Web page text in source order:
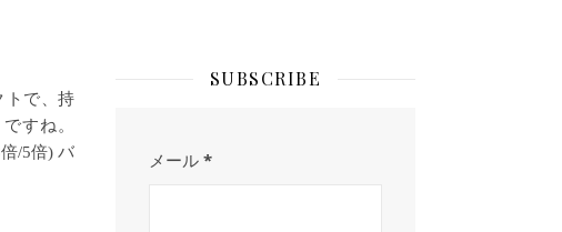
トで、持
すね。
/5倍) バ
SUBSCRIBE
メール *